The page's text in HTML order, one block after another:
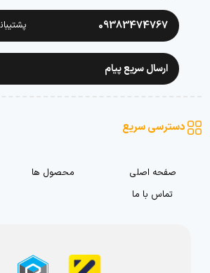
09383474767
ارسال سریع پیام
دسترسی سریع
صفحه اصلی محصول ها
تماس با ما